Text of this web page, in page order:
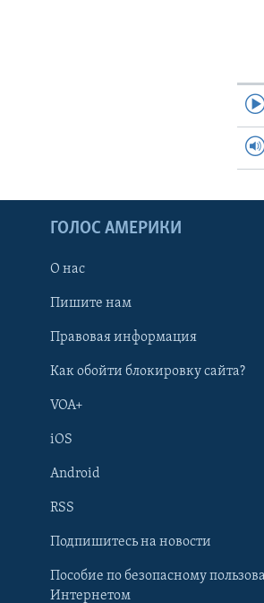
Learning English
ГОЛОС АМЕРИКИ
О нас
Пишите нам
Правовая информация
Как обойти блокировку сайта?
VOA+
iOS
Android
RSS
Подпишитесь на новости
Пособие по безопасному
Интернетом